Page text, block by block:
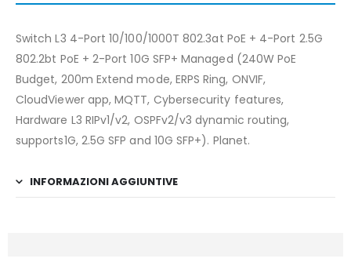
Switch L3 4-Port 10/100/1000T 802.3at PoE + 4-Port 2.5G
802.2bt PoE + 2-Port 10G SFP+ Managed (240W PoE
Budget, 200m Extend mode, ERPS Ring, ONVIF,
CloudViewer app, MQTT, Cybersecurity features,
Hardware L3 RIPv1/v2, OSPFv2/v3 dynamic routing,
supports1G, 2.5G SFP and 10G SFP+). Planet.
INFORMAZIONI AGGIUNTIVE